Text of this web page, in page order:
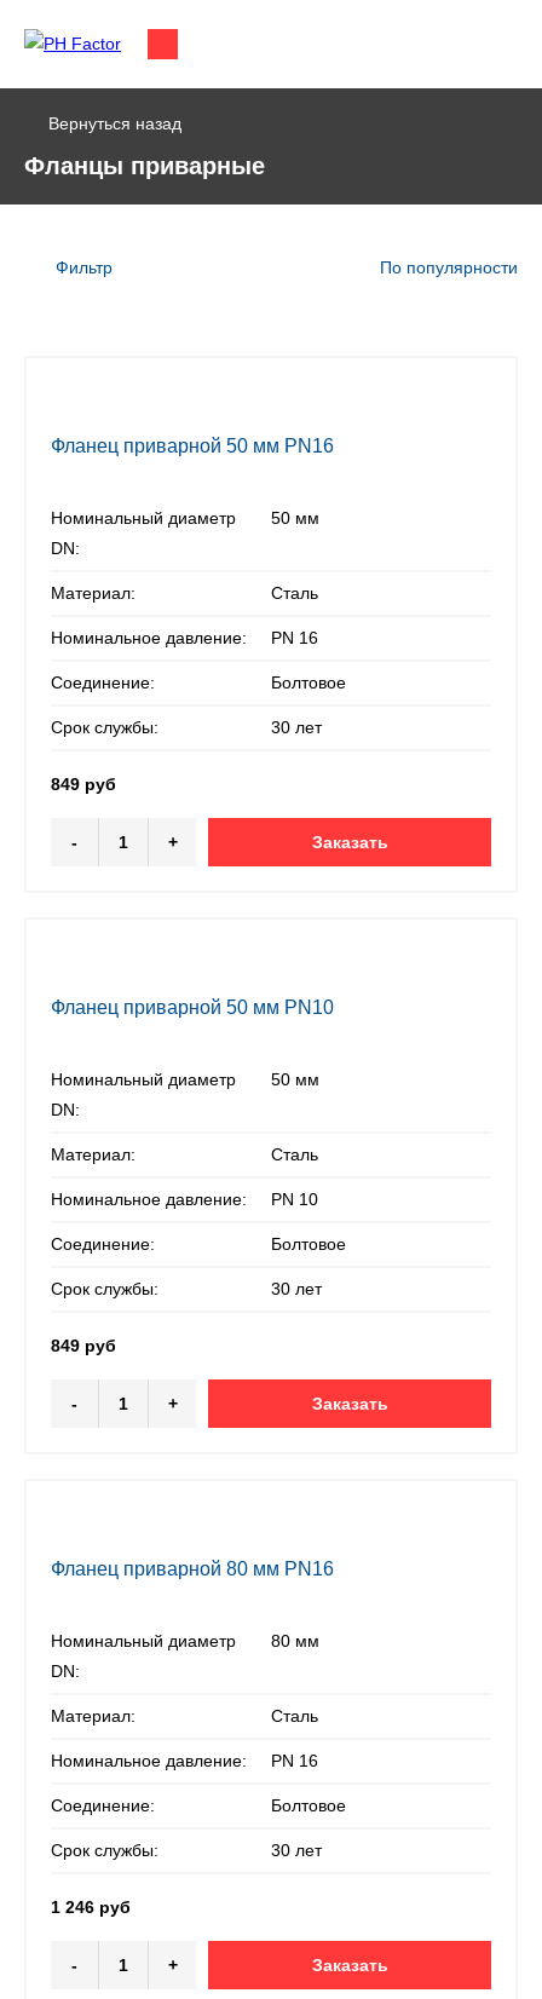
Вернуться назад
Фланцы приварные
Фильтр По популярности
Фланец приварной 50 мм PN16
Номинальный диаметр
DN:
50 мм
Материал: Сталь
Номинальное давление: PN 16
Соединение: Болтовое
Срок службы: 30 лет
849 руб
- + Заказать
Фланец приварной 50 мм PN10
Номинальный диаметр
DN:
50 мм
Материал: Сталь
Номинальное давление: PN 10
Соединение: Болтовое
Срок службы: 30 лет
849 руб
- + Заказать
Фланец приварной 80 мм PN16
Номинальный диаметр
DN:
80 мм
Материал: Сталь
Номинальное давление: PN 16
Соединение: Болтовое
Срок службы: 30 лет
1 246 руб
- + Заказать